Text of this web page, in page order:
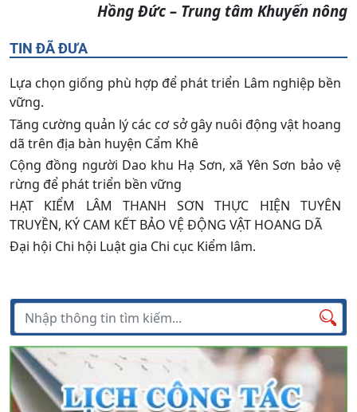
Hồng Đức – Trung tâm Khuyến nông
TIN ĐÃ ĐƯA
Lựa chọn giống phù hợp để phát triển Lâm nghiệp bền
vững.
Tăng cường quản lý các cơ sở gây nuôi động vật hoang
dã trên địa bàn huyện Cẩm Khê
Cộng đồng người Dao khu Hạ Sơn, xã Yên Sơn bảo vệ
rừng để phát triển bền vững
HẠT KIỂM LÂM THANH SƠN THỰC HIỆN TUYÊN
TRUYỀN, KÝ CAM KẾT BẢO VỆ ĐỘNG VẬT HOANG DÃ
Đại hội Chi hội Luật gia Chi cục Kiểm lâm.
Tìm kiếm
Tìm
kiếm